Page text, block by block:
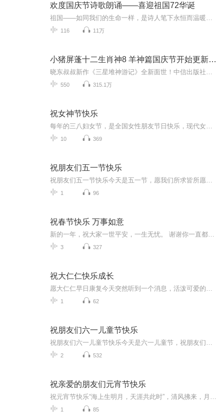
欢度国庆节诗歌朗诵——喜迎祖国72华诞
116 11万
小猪屏蓬十二生肖神8 羊神篇国庆节开始更新啦！
550 315.1万
祝女神节快乐
10 369
祝朋友们五一节快乐
1 96
祝春节快乐 万事如意
3 327
祝大仁仁快乐成长
1 62
祝朋友们六一儿童节快乐
2 532
祝亲爱的朋友们元宵节快乐
1 85